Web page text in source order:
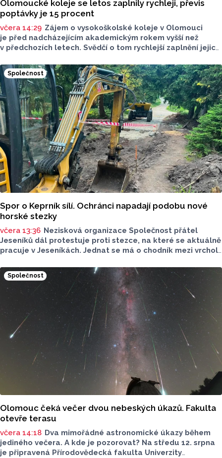
Olomoucké koleje se letos zaplnily rychleji, převis
poptávky je 15 procent
včera 14:29 Zájem o vysokoškolské koleje v Olomouci
je před nadcházejícím akademickým rokem vyšší než
v předchozích letech. Svědčí o tom rychlejší zaplnění jejich
ČTK mluvčí Univerzity Palackého (UP) v Olomouci Egon
Havrlant. Celková kapacita lůžek na kolejích je letos
zhruba 4300, o dalších přibližně 500 míst se tento počet
navýší příští rok po přestavbě bloku kolejí J. L. Fischera,
doplnil mluvčí.
Společnost
Spor o Keprník sílí. Ochránci napadají podobu nové
horské stezky
včera 13:36 Nezisková organizace Společnost přátel
Jeseníků dál protestuje proti stezce, na které se aktuálně
pracuje v Jeseníkách. Jednat se má o chodník mezi vrcholy
chodníku se podle odborníků příroda jen poškodí, chodník
mezi vrcholy podle nich není nutný.
Společnost
Olomouc čeká večer dvou nebeských úkazů. Fakulta
otevře terasu
včera 14:18 Dva mimořádné astronomické úkazy během
jediného večera. A kde je pozorovat? Na středu 12. srpna
je připravená Přírodovědecká fakulta Univerzity